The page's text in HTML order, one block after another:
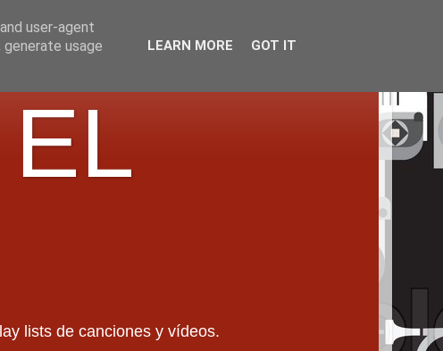
lists de canciones y vídeos.
user-agent
usage
LEARN MORE GOT IT